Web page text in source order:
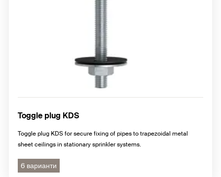
Toggle plug KDS
Toggle plug KDS for secure fixing of pipes to trapezoidal metal
sheet ceilings in stationary sprinkler systems.
6 варианти